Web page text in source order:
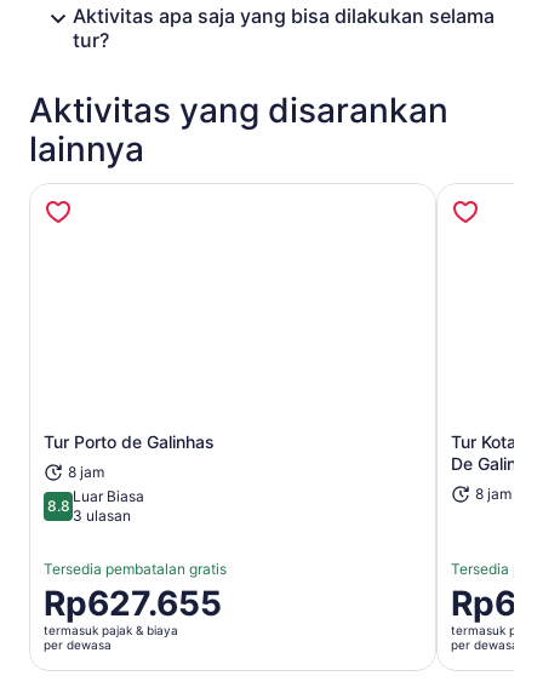
Aktivitas apa saja yang bisa dilakukan selama
tur?
Aktivitas yang disarankan
lainnya
Tur Porto de Galinhas
8 jam
8.88.8 dari 10
Luar Biasa
3 ulasan
Tersedia pembatalan gratis
Harga
Rp627.655
per
dewasa
Rp627.655
termasuk pajak & biaya
per dewasa
Tur Kota
De
8 jam
Tersedia
Harga
per
dewasa
termasuk pajak
per dewasa